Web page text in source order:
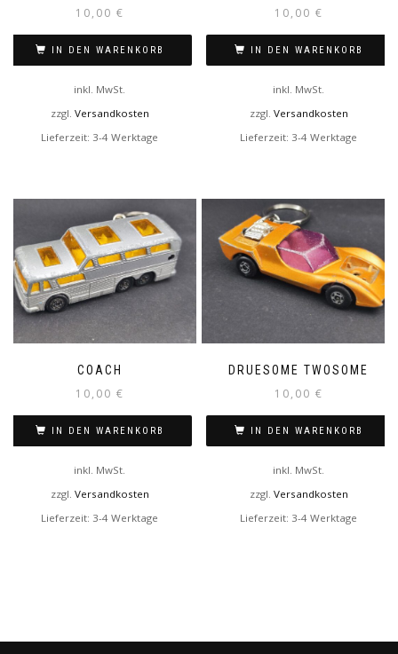
10,00 €
IN DEN WARENKORB
inkl. MwSt.
zzgl. Versandkosten
Lieferzeit: 3-4 Werktage
10,00 €
IN DEN WARENKORB
inkl. MwSt.
zzgl. Versandkosten
Lieferzeit: 3-4 Werktage
COACH
10,00 €
IN DEN WARENKORB
inkl. MwSt.
zzgl. Versandkosten
Lieferzeit: 3-4 Werktage
DRUESOME TWOSOME
10,00 €
IN DEN WARENKORB
inkl. MwSt.
zzgl. Versandkosten
Lieferzeit: 3-4 Werktage